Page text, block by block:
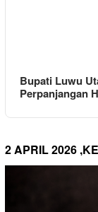
Bupati Luwu
Perpanjangan
2 APRIL 2026